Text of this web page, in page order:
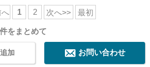
へ 1 2 次へ>> 最初
をまとめて
お問い合わせ
加